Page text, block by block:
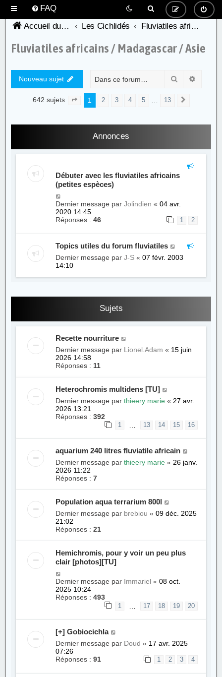
FAQ
Accueil du forum de l'AFC
Les Cichlidés Fluviatiles africains / Madagascar / Asie
Fluviatiles africains / Madagascar / Asie
Nouveau sujet Rechercher
642 sujets Page sur 13
1 2 3 4 5 13
Annonces
Débuter avec les fluviatiles africains
(petites espèces)
Dernier message parJolindien «04 avr.
2020 14:45
Réponses :46 1 2
Topics utiles du forum fluviatiles
Dernier message parJ-S «07 févr. 2003
14:10
Sujets
Recette nourriture
Dernier message par Lionel.Adam « 15 juin
2026 14:58
Réponses : 11
Heterochromis multidens [TU]
Dernier message parthieery marie « 27 avr.
2026 13:21
Réponses :392
1 … 13 14 15 16
aquarium 240 litres fluviatile africain
Dernier message parthieery marie «26 janv.
2026 11:22
Réponses :7
Population aqua terrarium 800l
Dernier message par brebiou «09 déc. 2025
21:02
Réponses :21
Hemichromis, pour y voir un peu plus
clair [photos][TU]
Dernier message par Immariel «08 oct.
2025 10:24
Réponses :493
1 17 18 19 20
[+] Gobiocichla
Dernier message par Doud « 17 avr. 2025
07:26
Réponses :91 1 2 3 4